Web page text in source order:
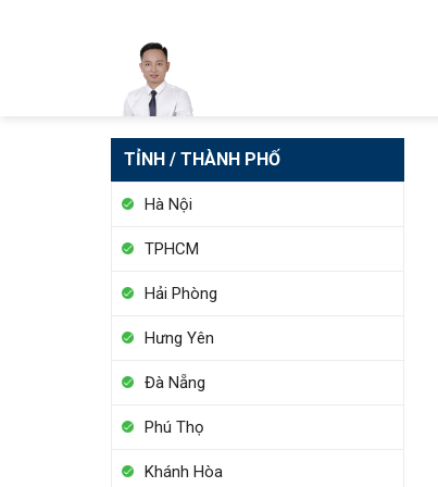
TỈNH / THÀNH PHỐ
Hà Nội
TPHCM
Hải Phòng
Hưng Yên
Đà Nẵng
Phú Thọ
Khánh Hòa